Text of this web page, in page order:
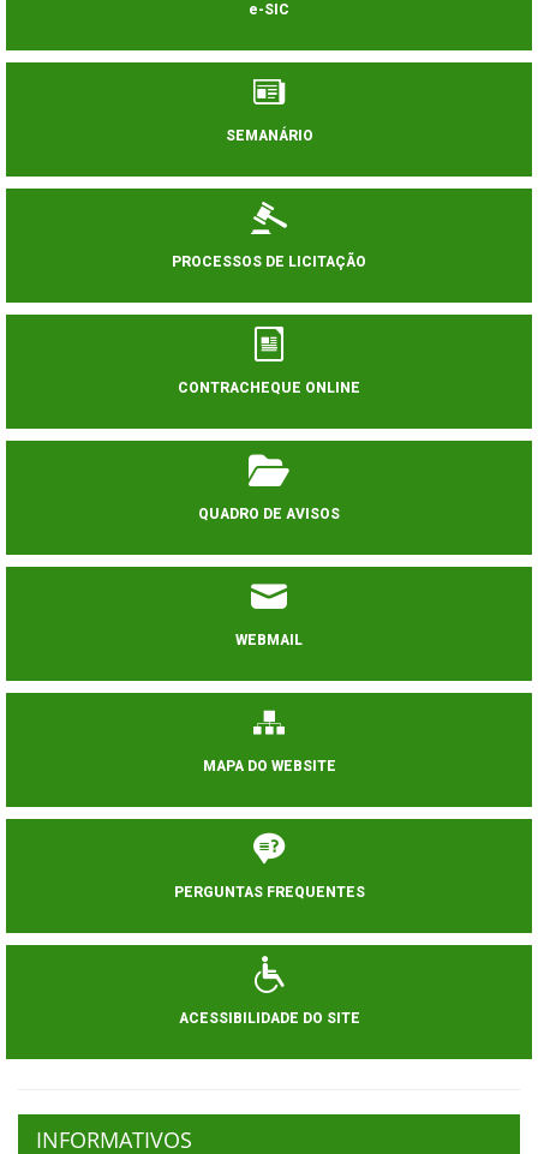
e-SIC
SEMANÁRIO
PROCESSOS DE LICITAÇÃO
CONTRACHEQUE ONLINE
QUADRO DE AVISOS
WEBMAIL
MAPA DO WEBSITE
PERGUNTAS FREQUENTES
ACESSIBILIDADE DO SITE
INFORMATIVOS